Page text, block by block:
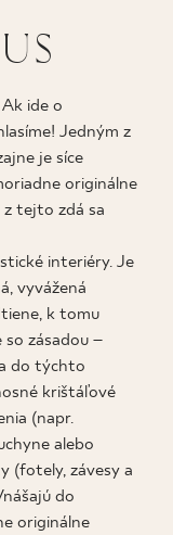
RU
ide o
Jedným z
je síce
originálne
z tejto zdá sa
interiéry. Je
vyvážená
k tomu
zásadou –
do týchto
krištáľové
(napr.
alebo
(fotely, závesy a
do
originálne